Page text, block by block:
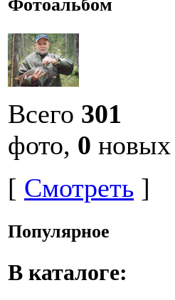
Фотоальбом
Всего 301
фото, 0 новых
[ Смотреть ]
Популярное
В каталоге: